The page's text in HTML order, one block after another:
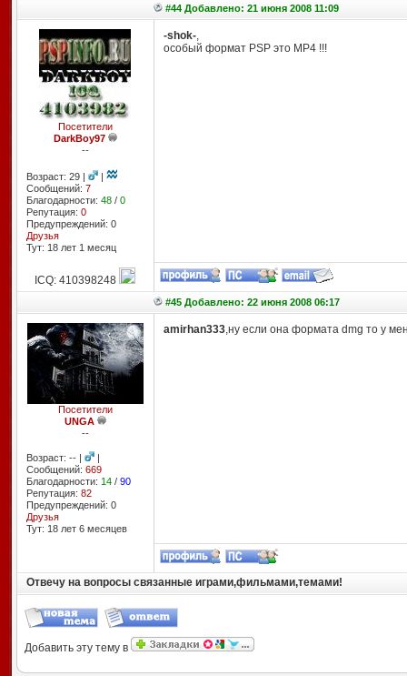
#44 Добавлено: 21 июня 2008 11:09
Посетители
DarkBoy97
--
Возраст: 29 |
|
Сообщений: 7
Благодарности: 48/ 0
Репутация: 0
Предупреждений: 0
Друзья
Тут: 18 лет 1 месяц
-shok-,
особый формат PSP это MP4 !!!
ICQ: 410398248
#45 Добавлено: 22 июня 2008 06:17
Посетители
UNGA
--
Возраст: -- |
|
Сообщений: 669
Благодарности: 14/ 90
Репутация: 82
Предупреждений: 0
Друзья
Тут: 18 лет 6 месяцев
amirhan333,ну если она формата dmg то у
Отвечу на вопросы связанные играми,фильмами,темами!
Добавить эту тему в